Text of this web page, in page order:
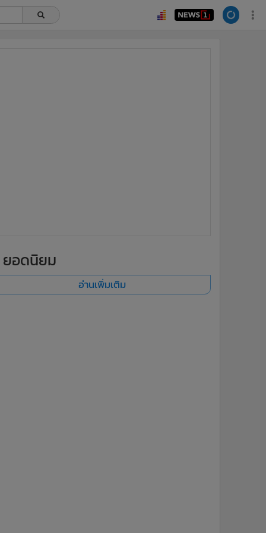
ยอดนิยม
อ่านเพิ่มเติม